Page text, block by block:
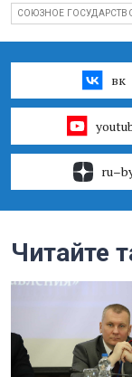
СОЮЗНОЕ
вк
Читайте